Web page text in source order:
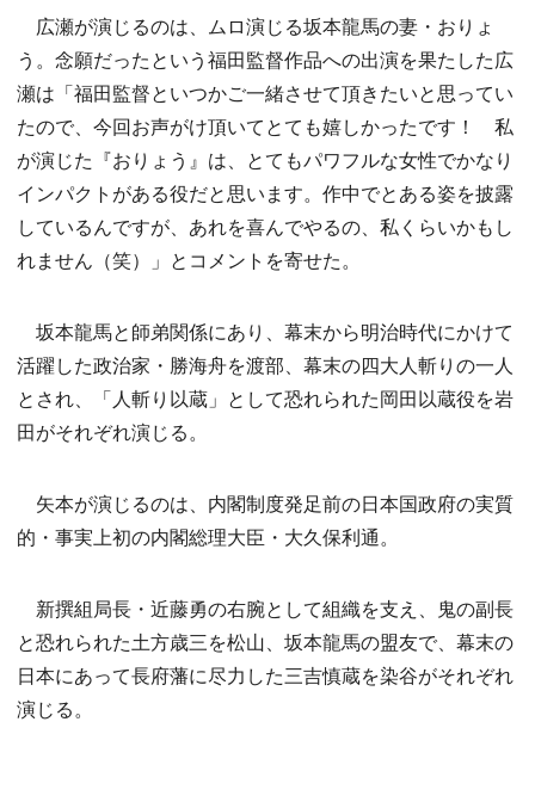
広瀬が演じるのは、ムロ演じる坂本龍馬の妻・おりょ
う。念願だったという福田監督作品への出演を果たした広
瀬は「福田監督といつかご一緒させて頂きたいと思ってい
たので、今回お声がけ頂いてとても嬉しかったです！ 私
が演じた『おりょう』は、とてもパワフルな女性でかなり
インパクトがある役だと思います。作中でとある姿を披露
しているんですが、あれを喜んでやるの、私くらいかもし
れません（笑）」とコメントを寄せた。
坂本龍馬と師弟関係にあり、幕末から明治時代にかけて
活躍した政治家・勝海舟を渡部、幕末の四大人斬りの一人
とされ、「人斬り以蔵」として恐れられた岡田以蔵役を岩
田がそれぞれ演じる。
矢本が演じるのは、内閣制度発足前の日本国政府の実質
的・事実上初の内閣総理大臣・大久保利通。
新撰組局長・近藤勇の右腕として組織を支え、鬼の副長
と恐れられた土方歳三を松山、坂本龍馬の盟友で、幕末の
日本にあって長府藩に尽力した三吉慎蔵を染谷がそれぞれ
演じる。